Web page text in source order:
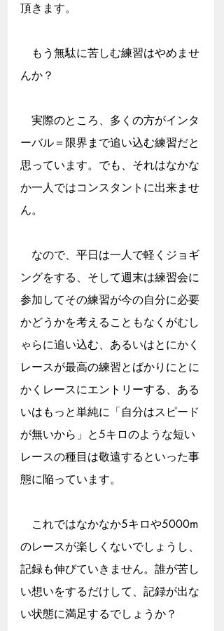
頂きます。
もう無駄に苦しむ練習はやめませ
んか？
実際のところ、多くの方がインタ
ーバル＝限界まで追い込む練習だと
思っています。でも、それはなかな
か一人ではコンスタントに出来ませ
ん。
なので、平日は一人で軽くジョギ
ングをする、そして週末は練習会に
参加してその練習が今の自分に必要
かどうかを考えることもなくがむし
ゃらに追い込む、あるいはとにかく
レースが最高の練習とばかりにとに
かくレースにエントリーする、ある
いはもっと単純に「自分はスピード
が無いから」と5キロのような短い
レースの種目は敬遠するといった事
態に陥っています。
これではなかなか5キロや5000m
のレースが楽しくないでしょうし、
記録も伸びていきません。誰が苦し
い想いをするだけして、記録が出な
い状態に満足するでしょうか？